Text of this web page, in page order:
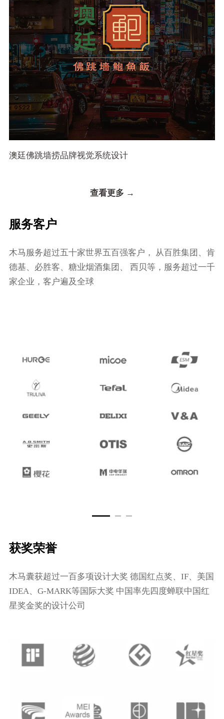
澳廷佛跳墙捞品牌视觉系统设计
查看更多 →
服务客户
⽊⻢服务超过五⼗家世界五百强客户， 从百胜集团、肯
德基、必胜客、糖业烟酒集团、 ⻄⻉等，服务超过⼀千
家企业，客户遍及全球
获奖荣誉
⽊⻢囊获超过⼀百多项设计⼤奖 德国红点奖、IF、美国
IDEA、G-MARK等国际⼤奖 中国率先四度蝉联中国红
星奖⾦奖的设计公司